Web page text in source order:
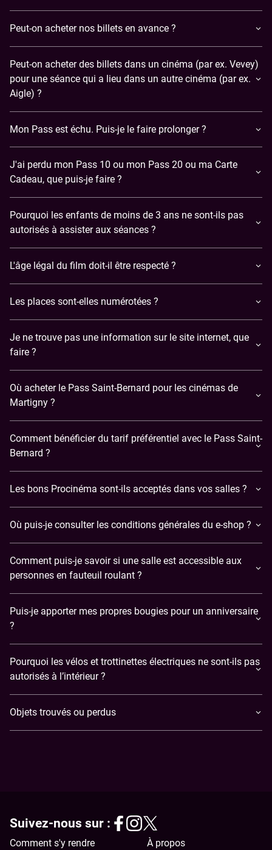
Peut-on acheter nos billets en avance ?
Peut-on acheter des billets dans un cinéma (par ex. Vevey)
pour une séance qui a lieu dans un autre cinéma (par ex.
Aigle) ?
Mon Pass est échu. Puis-je le faire prolonger ?
J'ai perdu mon Pass 10 ou mon Pass 20 ou ma Carte
Cadeau, que puis-je faire ?
Pourquoi les enfants de moins de 3 ans ne sont-ils pas
autorisés à assister aux séances ?
L'âge légal du film doit-il être respecté ?
Les places sont-elles numérotées ?
Je ne trouve pas une information sur le site internet, que
faire ?
Où acheter le Pass Saint-Bernard pour les cinémas de
Martigny ?
Comment bénéficier du tarif préférentiel avec le Pass Saint-
Bernard ?
Les bons Procinéma sont-ils acceptés dans vos salles ?
Où puis-je consulter les conditions générales du e-shop ?
Comment puis-je savoir si une salle est accessible aux
personnes en fauteuil roulant ?
Puis-je apporter mes propres bougies pour un anniversaire
?
Pourquoi les vélos et trottinettes électriques ne sont-ils pas
autorisés à l’intérieur ?
Objets trouvés ou perdus
Comment s'y rendre À propos
Suivez-nous sur :